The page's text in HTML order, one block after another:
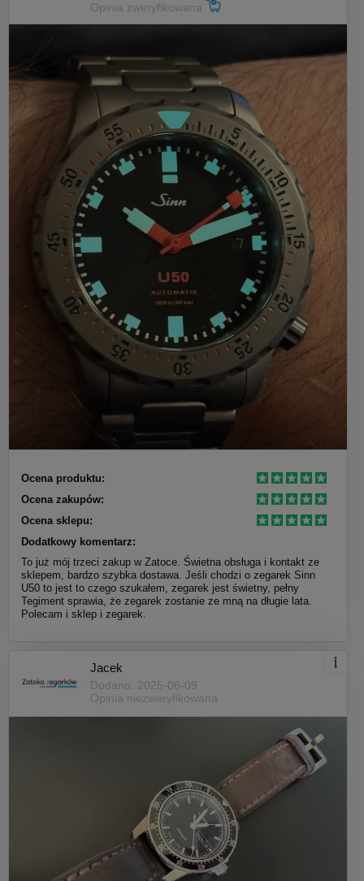
Opinia zweryfikowana
Ocena produktu:
Ocena zakupów:
Ocena sklepu:
Dodatkowy komentarz:
To już mój trzeci zakup w Zatoce. Świetna obsługa i kontakt ze
sklepem, bardzo szybka dostawa. Jeśli chodzi o zegarek Sinn
U50 to jest to czego szukałem, zegarek jest świetny, pełny
Tegiment sprawia, że zegarek zostanie ze mną na długie lata.
Polecam i sklep i zegarek.
Jacek
Dodano: 2025-06-09
Opinia niezweryfikowana